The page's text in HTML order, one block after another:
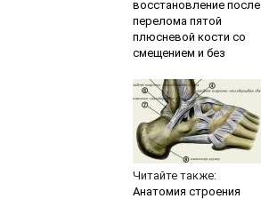
восстановление после
перелома пятой
плюсневой кости со
смещением и без
Читайте также:
Анатомия строения